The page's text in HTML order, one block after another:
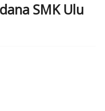
SMK Ulu